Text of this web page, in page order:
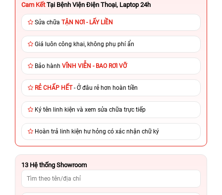
Cam Kết Tại Bệnh Viện Điện Thoại, Laptop 24h
Sửa chữa TẬN NƠI - LẤY LIỀN
Giá luôn công khai, không phụ phí ẩn
Bảo hành VĨNH VIỄN - BAO RƠI VỠ
RẺ CHẤP HẾT- Ở đâu rẻ hơn hoàn tiền
Ký tên linh kiện và xem sửa chữa trực tiếp
Hoàn trả linh kiện hư hỏng có xác nhận chữ ký
13 Hệ thống Showroom